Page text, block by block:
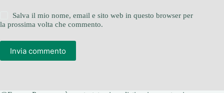
Salva il mio nome, email e sito web in questo browser per
la prossima volta che commento.
Invia commento